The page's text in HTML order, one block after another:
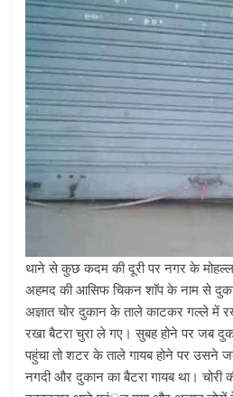
थाने से कुछ कदम की दूरी पर नगर के
अहमद की आसिफ चिकन शाॅप के नाम से दुकान
अज्ञात चोर दुकान के ताले काटकर गल्ले में
रखा बैटरा चुरा ले गए। सुबह होने पर जब
पहुंचा तो शटर के ताले गायब होने पर उसने
नगदी और दुकान का बैटरा गायब था। चोरी